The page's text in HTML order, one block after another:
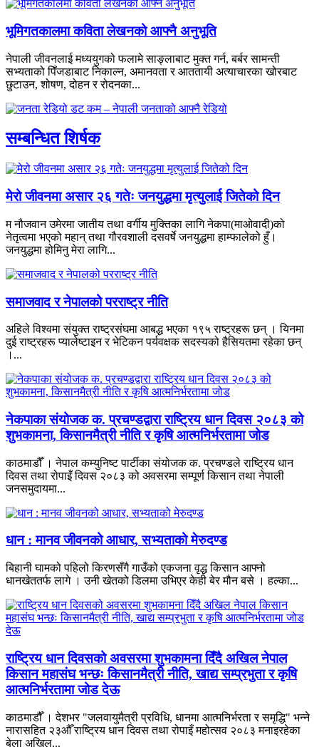
भूमिगतकालमा कविता लेखनको आफ्नै अनुभूति
नेपाली जीवनलाई मध्ययुगको फलामे साङ्लाबाट मुक्त गर्न, बर्बर सामन्ती
सभ्यताको पिँजडाबाट निकाल्न, अमानवता र आततायी अत्याचारका खोरबाट
छुटाउन, शोषण, दोहन र रोदनका...
सम्बन्धित शिर्षक
मेरो जीवनमा असार २६ गतेः जनयुद्धमा मृत्युलाई जितेको दिन
म नौजवान उमेरमा जातीय तथा वर्गीय मुक्तिका लागि नेकपा(माओवादी)को
नेतृत्वमा भएको महान् तथा गौरवशाली दसवर्षे जनयुद्धमा हाम्फालेको हुँ।
जनयुद्धमा होमिनु मेरा लागि...
समाजवाद र नेपालको परराष्ट्र नीति
अहिले विश्वमा संयुक्त राष्ट्रसंघमा आबद्ध भएका १९५ राष्ट्रहरू छन् । यिनमा
दुई राष्ट्रहरू प्यालेष्टाइन र भेटिकन पर्यवक्षक सदस्यको हैसियतमा रहेका छन्
।...
नेकपाका संयोजक क. प्रचण्डद्वारा राष्ट्रिय धान दिवस २०८३ को
शुभकामना, किसानमैत्री नीति र कृषि आत्मनिर्भरतामा जोड
काठमाडौँ । नेपाल कम्युनिष्ट पार्टीका संयोजक क. प्रचण्डले राष्ट्रिय धान
दिवस तथा रोपाइँ दिवस २०८३ को अवसरमा सम्पूर्ण किसान तथा नेपाली
जनसमुदायमा...
धान : मानव जीवनको आधार, सभ्यताको मेरुदण्ड
बिहानी घामको पहिलो किरणसँगै गाउँको एकजना वृद्ध किसान आफ्नो
धानखेततर्फ लागे । उनी खेतको डिलमा उभिएर केही बेर मौन बसे । हल्का...
राष्ट्रिय धान दिवसको अवसरमा शुभकामना दिँदै अखिल नेपाल
किसान महासंघ भन्छः किसानमैत्री नीति, खाद्य सम्प्रभुता र कृषि
आत्मनिर्भरतामा जोड देऊ
काठमाडौँ । देशभर "जलवायुमैत्री प्रविधि, धानमा आत्मनिर्भरता र समृद्धि" भन्ने
नारासहित २३औँ राष्ट्रिय धान दिवस तथा रोपाइँ महोत्सव २०८३ मनाइरहेका
बेला अखिल...